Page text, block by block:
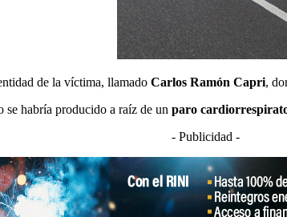
de la víctima, llamado Carlos Ramón Capri,
habría producido a raíz de un paro
- Publicidad -